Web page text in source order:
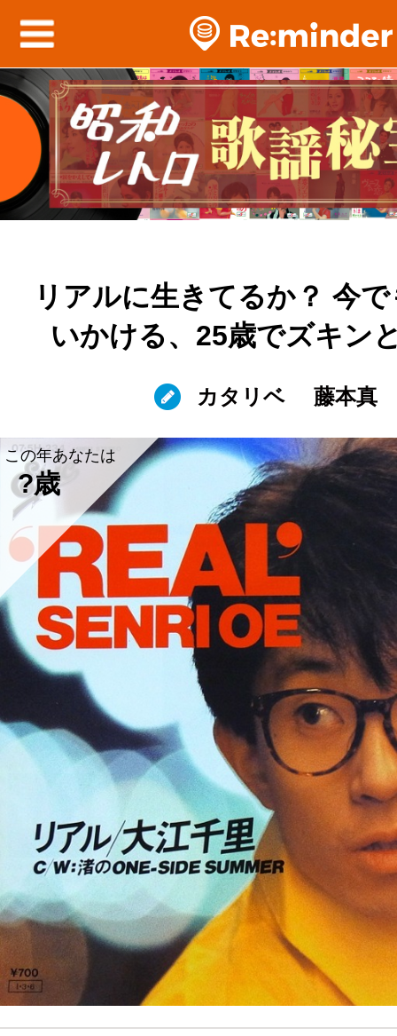
リアルに生きてるか？ 今
いかける、25歳でズキン
カタリベ 藤本真
この年あなたは
?歳